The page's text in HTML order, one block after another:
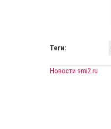
Теги:
Новости smi2.ru